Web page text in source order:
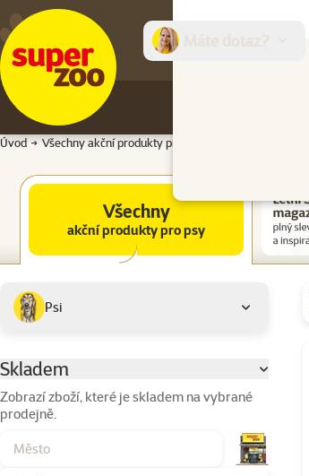
Úvod Všechny akční produkty pro psy
Všechny
akční produkty pro psy
Podkategorie
Psi
Parametrický filtr
Skladem
Zobrazí zboží, které je skladem na vybrané
prodejně.